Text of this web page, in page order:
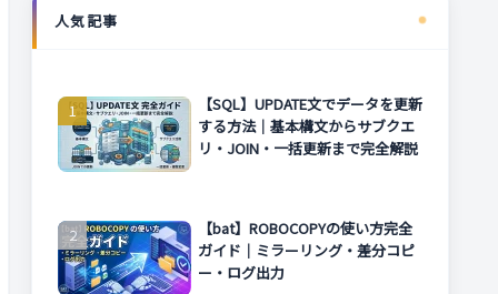
人気記事
【SQL】UPDATE文でデータを更新
する方法｜基本構文からサブクエ
リ・JOIN・一括更新まで完全解説
【bat】ROBOCOPYの使い方完全
ガイド｜ミラーリング・差分コピ
ー・ログ出力